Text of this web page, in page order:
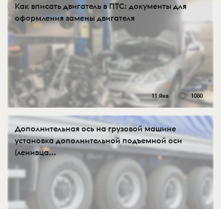
Как вписать двигатель в ПТС: документы для
оформления замены двигателя
11 Янв 1080
Дополнительная ось на грузовой машине
установка дополнительной подъемной оси
(ленивца...